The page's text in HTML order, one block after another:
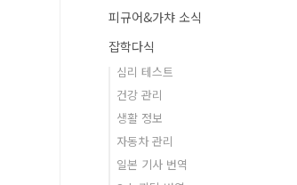
피규어&가챠 소식
잡학다식
심리 테스트
건강 관리
생활 정보
자동차 관리
일본 기사 번역